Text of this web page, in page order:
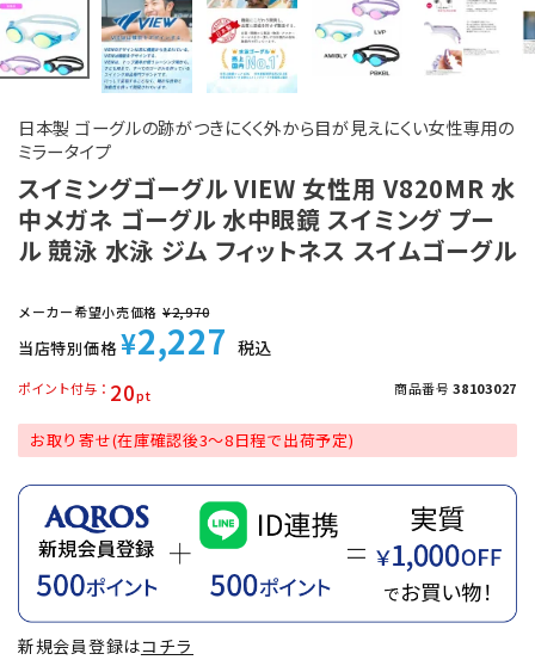
日本製 ゴーグルの跡がつきにくく外から目が見えにくい女性専用の
ミラータイプ
スイミングゴーグル VIEW 女性用 V820MR 水
中メガネ ゴーグル 水中眼鏡 スイミング プー
ル 競泳 水泳 ジム フィットネス スイムゴーグル
メーカー希望小売価格 ¥2,970
当店特別価格 ¥2,227 税込
20
ポイント付与 商品番号 38103027
お取り寄せ(在庫確認後3～8日程で出荷予定)
新規会員登録はコチラ